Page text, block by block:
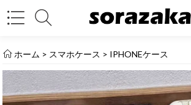
ホーム > スマホケース > IPHONEケース